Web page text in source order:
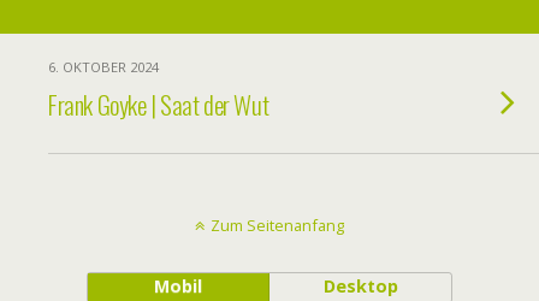
6. OKTOBER 2024
Frank Goyke | Saat der Wut
Zum Seitenanfang
Mobil Desktop